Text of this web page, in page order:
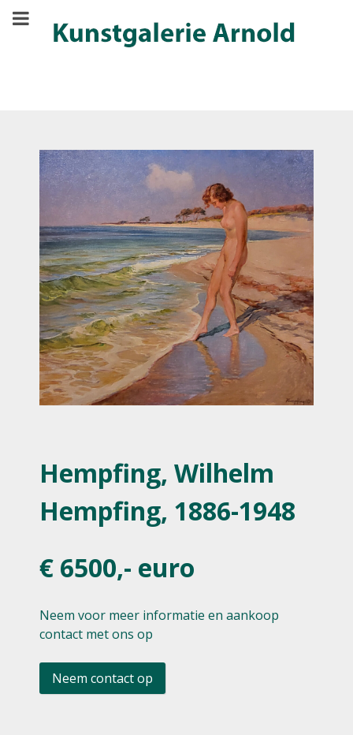
Hempfing, Wilhelm
Hempfing, 1886-1948
€ 6500,- euro
Neem voor meer informatie en aankoop
contact met ons op
Neem contact op